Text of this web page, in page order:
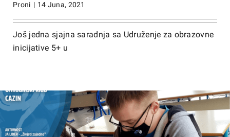
Proni | 14 Juna, 2021
Još jedna sjajna saradnja sa Udruženje za obrazovne
inicijative 5+ u